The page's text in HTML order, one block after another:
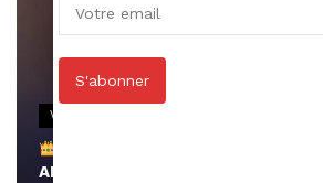
VIDEOS
AMINA, le Magazine de la Femme
S'abonner